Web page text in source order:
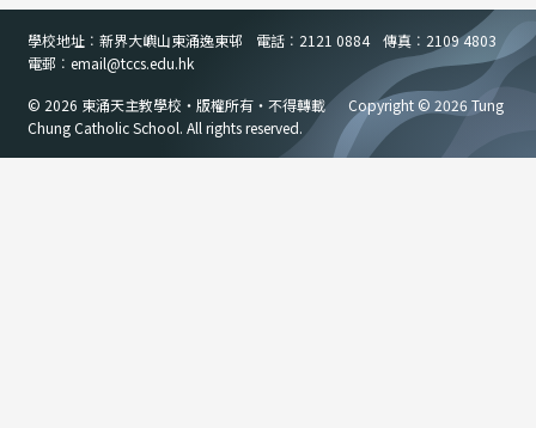
學校地址︰新界大嶼山東涌逸東邨 電話︰2121 0884
傳真︰2109 4803
電郵︰email@tccs.edu.hk
© 2026 東涌天主教學校・版權所有・不得轉載
Copyright © 2026 Tung
Chung Catholic School. All rights reserved.